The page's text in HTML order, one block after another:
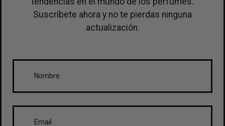
Suscríbete ahora y no te pierdas ninguna
actualización.